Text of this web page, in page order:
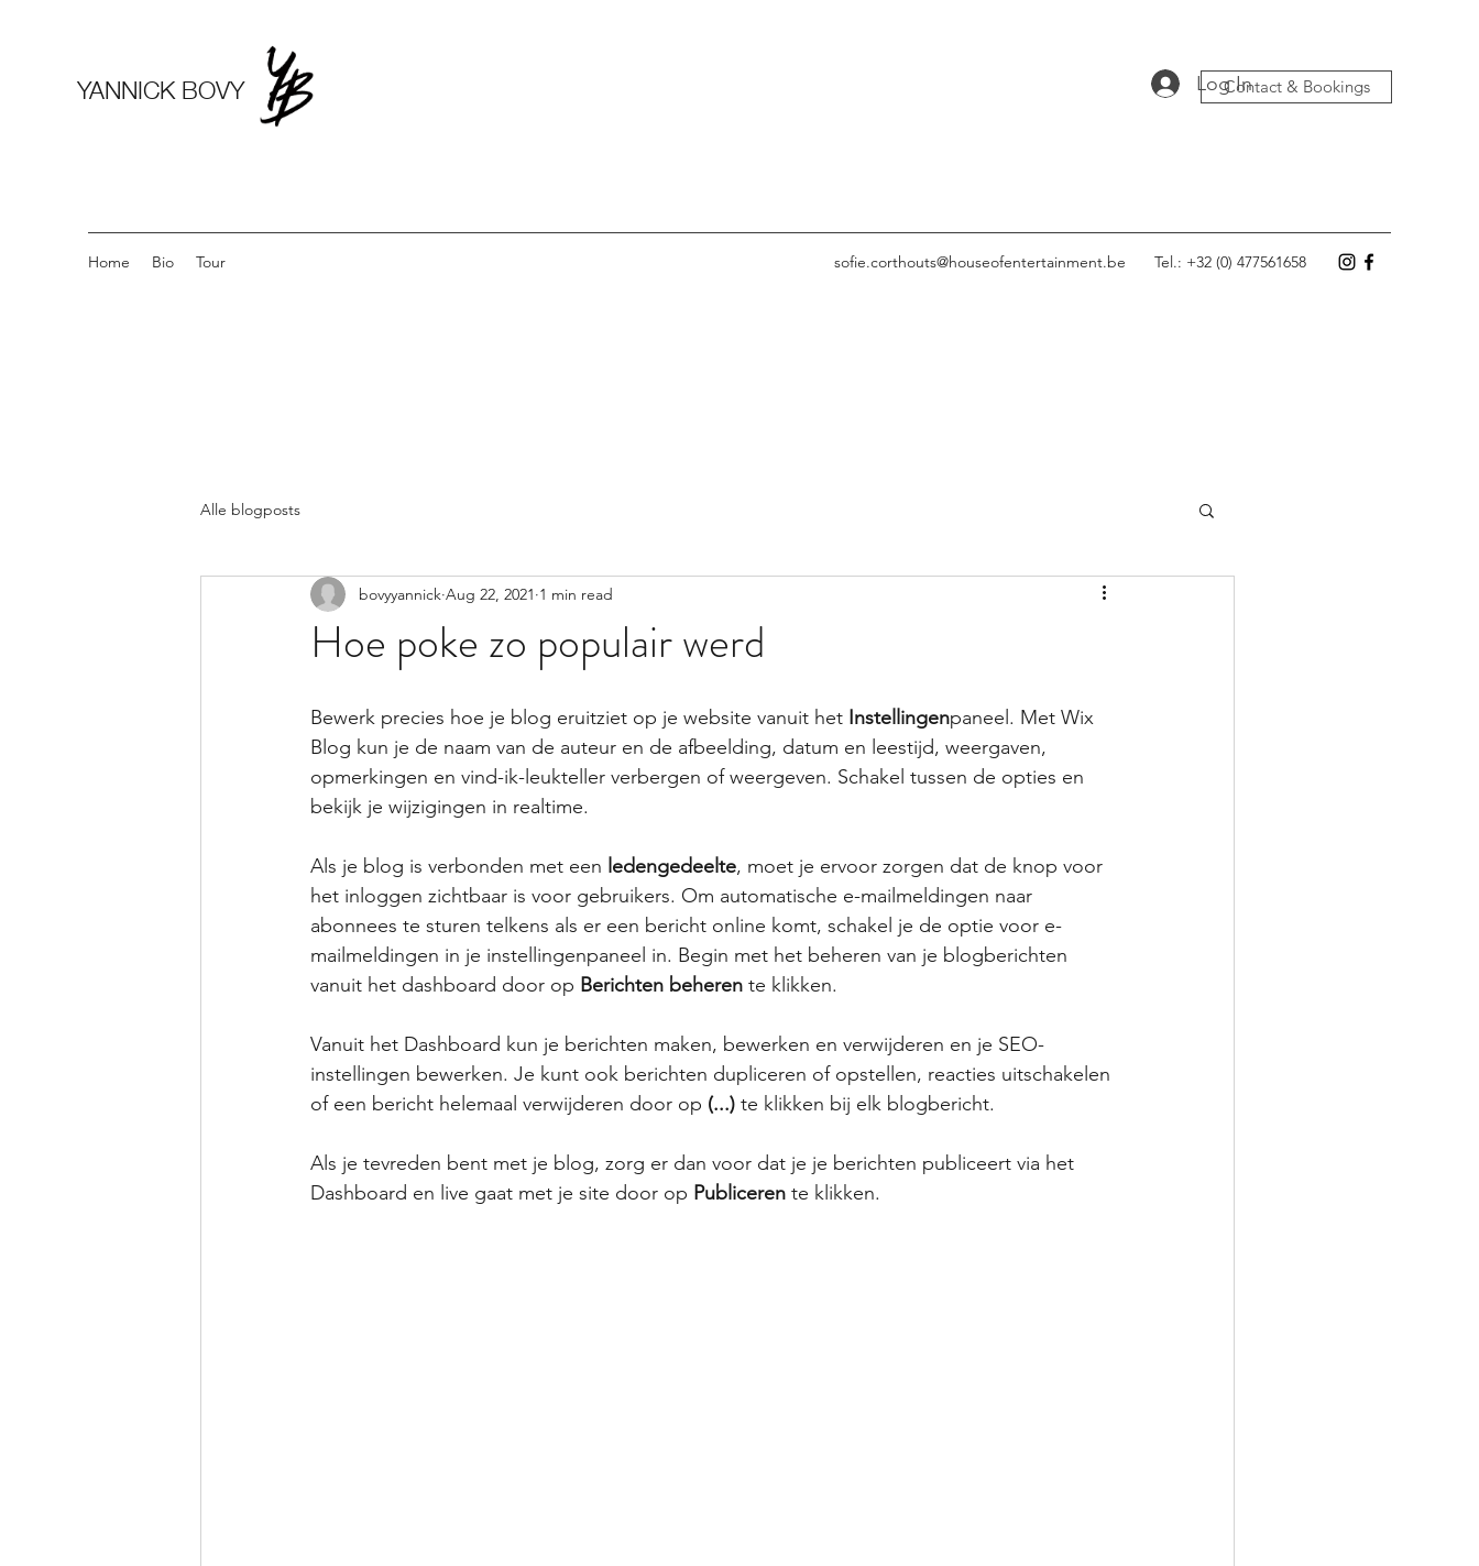
YANNICK BOVY Contact & Bookings
Log In
Home Bio Tour sofie.corthouts@houseofentertainment.be Tel.: +32 (0) 477561658
Alle blogposts
Hoe poke zo populair werd
bovyyannick Aug 22, 2021 1 min read
Bewerk precies hoe je blog eruitziet op je website vanuit het Instellingenpaneel. Met Wix
Blog kun je de naam van de auteur en de afbeelding, datum en leestijd, weergaven,
opmerkingen en vind-ik-leukteller verbergen of weergeven. Schakel tussen de opties en
bekijk je wijzigingen in realtime.
Als je blog is verbonden met een ledengedeelte, moet je ervoor zorgen dat de knop voor
het inloggen zichtbaar is voor gebruikers. Om automatische e-mailmeldingen naar
abonnees te sturen telkens als er een bericht online komt, schakel je de optie voor e-
mailmeldingen in je instellingenpaneel in. Begin met het beheren van je blogberichten
vanuit het dashboard door op Berichten beheren te klikken.
Vanuit het Dashboard kun je berichten maken, bewerken en verwijderen en je SEO-
instellingen bewerken. Je kunt ook berichten dupliceren of opstellen, reacties uitschakelen
of een bericht helemaal verwijderen door op (...) te klikken bij elk blogbericht.
Als je tevreden bent met je blog, zorg er dan voor dat je je berichten publiceert via het
Dashboard en live gaat met je site door op Publiceren te klikken.